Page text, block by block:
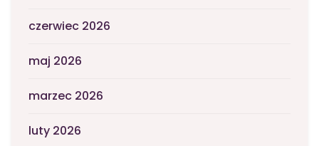
czerwiec 2026
maj 2026
marzec 2026
luty 2026